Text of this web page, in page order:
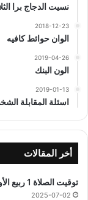
نسيت الدجاج برا
2018-12-23
الوان حوائط كافيه
2019-04-26
الون البنك
2019-01-13
اسئلة المقابلة
أخر المقالات
توقيت الصلاة 1 ربيع الأول 1445 هجري
2025-07-02